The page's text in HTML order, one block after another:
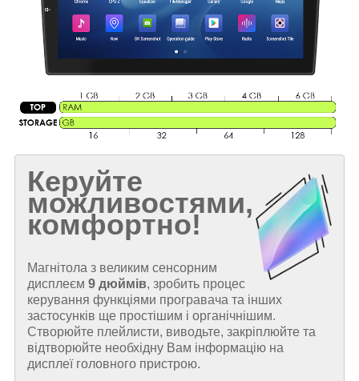
Керуйте
можливостями,
комфортно!
Магнітола з великим сенсорним
дисплеєм 9 дюймів, зробить процес
керування функціями програвача та інших
застосунків ще простішим і органічнішим.
Створюйте плейлисти, виводьте, закріплюйте та
відтворюйте необхідну Вам інформацію на
дисплеї головного пристрою.